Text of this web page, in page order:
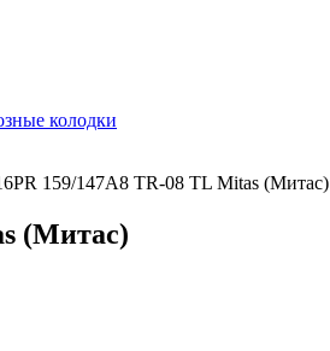
колодки
159/147A8 TR-08 TL Mitas (Митас)
(Митас)